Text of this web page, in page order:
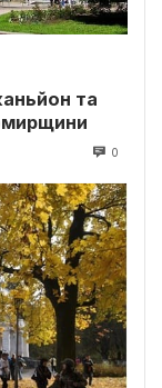
та
0